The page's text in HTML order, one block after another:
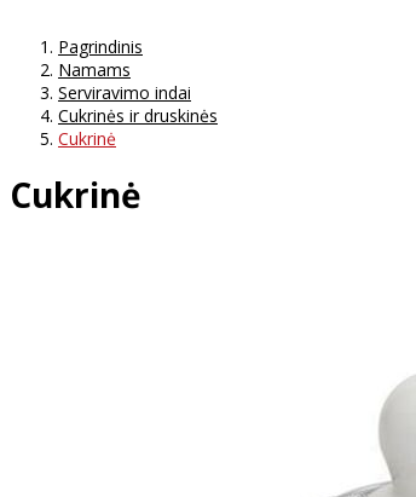
Pagrindinis
Namams
Serviravimo indai
Cukrinės ir druskinės
Cukrinė
Cukrinė